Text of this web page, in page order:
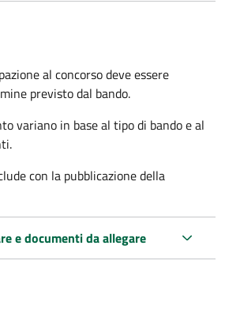
al concorso deve essere
previsto dal bando.
variano in base al tipo di bando e al
con la pubblicazione della
e documenti da allegare